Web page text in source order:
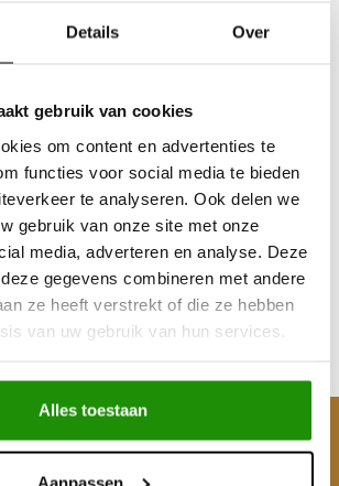
Details Over
gebruik van cookies
om content en advertenties te
functies voor social media te bieden
te analyseren. Ook delen we
gebruik van onze site met onze
media, adverteren en analyse. Deze
gegevens combineren met andere
ze heeft verstrekt of die ze hebben
van uw gebruik van hun services.
Alles toestaan
Aanpassen